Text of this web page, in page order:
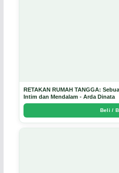
RETAKAN RUMAH TANGGA:
Intim dan Mendalam - Arda Dinata
Beli /